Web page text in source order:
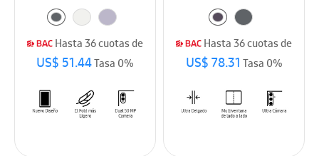
Hasta 36 cuotas de
US$ 51.44Tasa 0%
Hasta 36 cuotas de
US$ 78.31 Tasa 0%